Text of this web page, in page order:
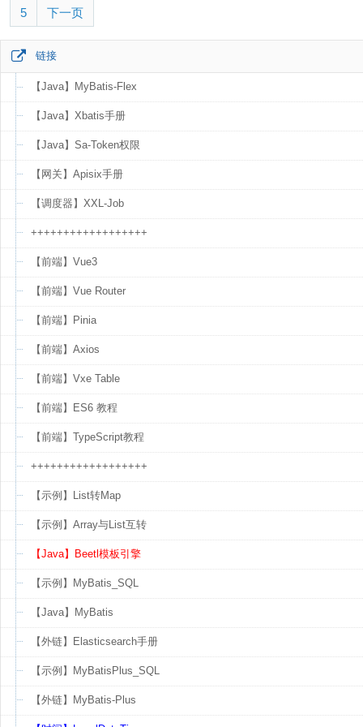
5 下一页
链接
【Java】MyBatis-Flex
【Java】Xbatis手册
【Java】Sa-Token权限
【网关】Apisix手册
【调度器】XXL-Job
++++++++++++++++++
【前端】Vue3
【前端】Vue Router
【前端】Pinia
【前端】Axios
【前端】Vxe Table
【前端】ES6 教程
【前端】TypeScript教程
++++++++++++++++++
【示例】List转Map
【示例】Array与List互转
【Java】Beetl模板引擎
【示例】MyBatis_SQL
【Java】MyBatis
【外链】Elasticsearch手册
【示例】MyBatisPlus_SQL
【外链】MyBatis-Plus